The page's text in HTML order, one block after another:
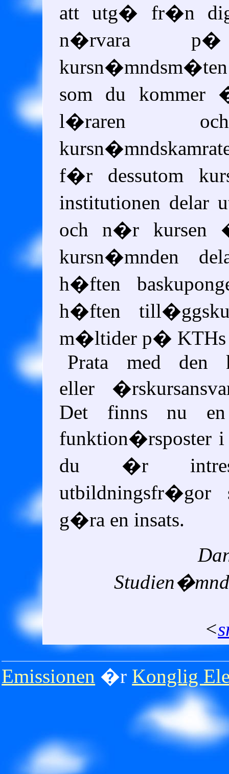
att utg� fr�n
n�rvara
kursn�mndsm�ten
som du kommer
l�raren
f�r dessutom
institutionen delar
och n�r
kursn�mnden
h�ften
h�ften
m�ltider p� KTH
Prata med den
eller
Det finns nu
funktion�rsposter
du �r
g�ra en insats.
<
Emissionen �r Konglig